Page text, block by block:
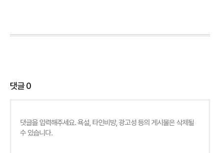
댓글0